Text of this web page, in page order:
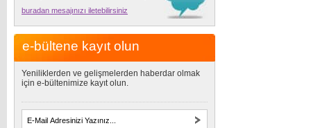
buradan mesajınızı iletebilirsiniz
e-bültene kayıt olun
Yeniliklerden ve gelişmelerden haberdar olmak
için e-bültenimize kayıt olun.